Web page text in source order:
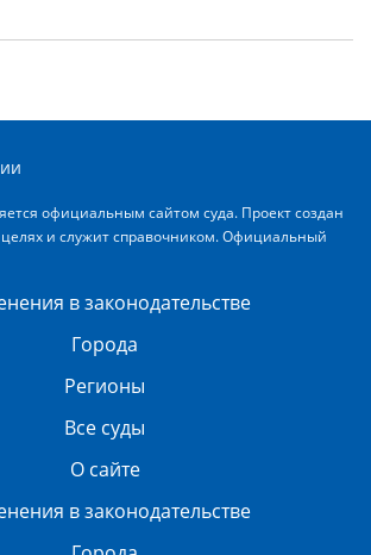
официальным сайтом суда. Проект создан
и служит справочником. Официальный
в законодательстве
Города
Регионы
Все суды
О сайте
в законодательстве